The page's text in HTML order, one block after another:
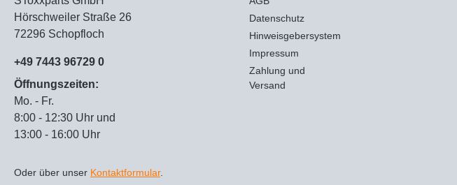
Hörschweiler Straße 26
72296 Schopfloch
+49 7443 96729 0
Öffnungszeiten:
Mo. - Fr.
8:00 - 12:30 Uhr und
13:00 - 16:00 Uhr
Oder über unser Kontaktformular.
Datenschutz
Hinweisgebersystem
Impressum
Zahlung und
Versand